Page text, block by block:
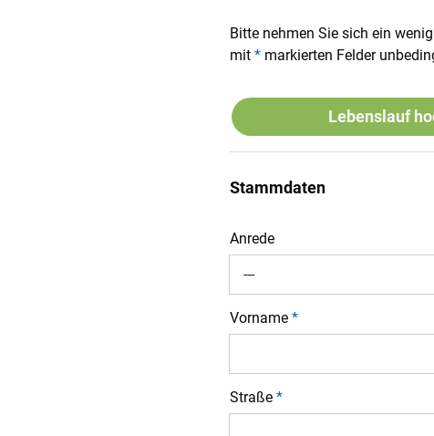
Bitte nehmen Sie sich ein
mit * markierten Felder
Lebenslauf
Stammdaten
Anrede
---
Vorname *
Straße *